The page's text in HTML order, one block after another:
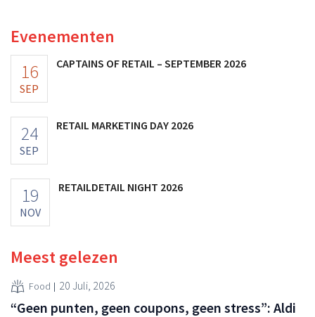
Evenementen
16
SEP
CAPTAINS OF RETAIL – SEPTEMBER 2026
24
SEP
RETAIL MARKETING DAY 2026
19
NOV
RETAILDETAIL NIGHT 2026
Meest gelezen
Food 20 Juli, 2026
“Geen punten, geen coupons, geen stress”: Aldi